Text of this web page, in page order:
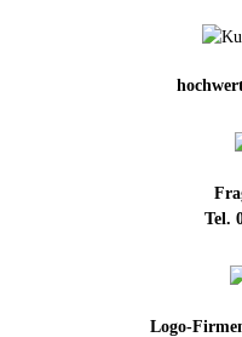
Tel.
Logo-